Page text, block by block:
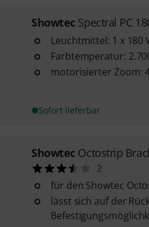
Showtec Spectral PC
Leuchtmittel: 1 x 180
Farbtemperatur:
motorisierter Zoom:
Sofort lieferbar
Showtec Octostrip
2
für den Showtec
lässt sich auf der